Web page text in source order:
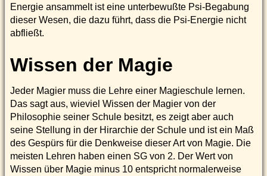
Energie ansammelt ist eine unterbewußte Psi-Begabung
dieser Wesen, die dazu führt, dass die Psi-Energie nicht
abfließt.
Wissen der Magie
Jeder Magier muss die Lehre einer Magieschule lernen.
Das sagt aus, wieviel Wissen der Magier von der
Philosophie seiner Schule besitzt, es zeigt aber auch
seine Stellung in der Hirarchie der Schule und ist ein Maß
des Gespürs für die Denkweise dieser Art von Magie. Die
meisten Lehren haben einen SG von 2. Der Wert von
Wissen über Magie minus 10 entspricht normalerweise